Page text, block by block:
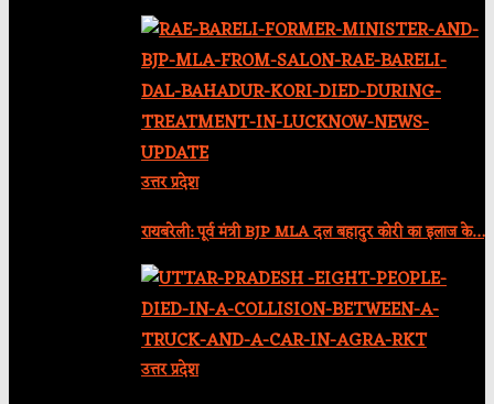
उत्तर प्रदेश
रायबरेली: पूर्व मंत्री BJP MLA दल बहादुर कोरी का इलाज के…
उत्तर प्रदेश